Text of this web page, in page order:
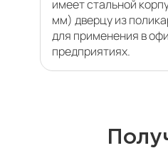
имеет стальной
мм) дверцу из
для применения в
предприятиях.